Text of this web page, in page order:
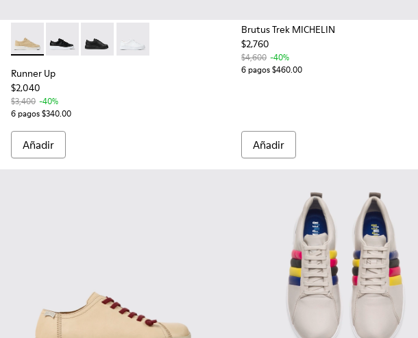
Runner Up - K200508-056 - Beige Nubuck Women's Sneakers.
Runner Up - K200508-043
Runner Up - K200508-042
Runner Up - K200508-041
Runner Up
$2,040
$3,400 -40%
6 pagos $340.00
Añadir
Brutus Trek MICHELIN
$2,760
$4,600 -40%
6 pagos $460.00
Añadir